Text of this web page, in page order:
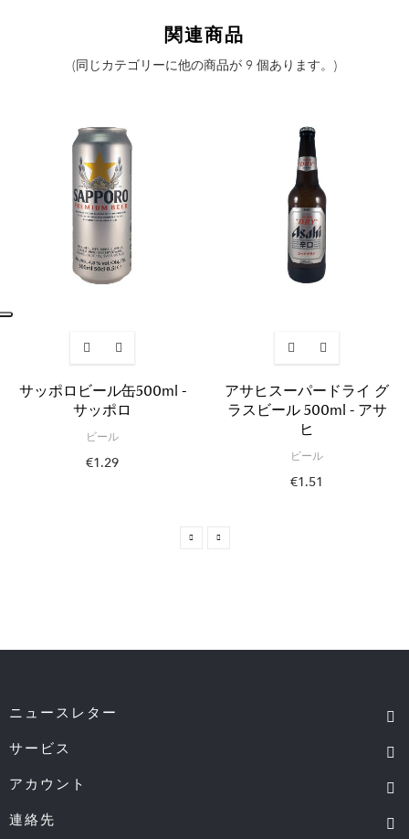
関連商品
(同じカテゴリーに他の商品が 9 個あります。)
サッポロビール缶500ml -
サッポロ
ビール
€1.29
アサヒスーパードライ グ
ラスビール 500ml - アサ
ヒ
ビール
€1.51
ニュースレター
サービス
アカウント
連絡先